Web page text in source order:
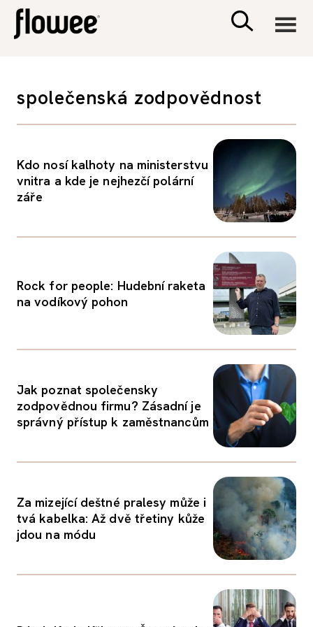
PSYCHOLOGIE
PORADNA
společenská zodpovědnost
Kdo nosí kalhoty na ministerstvu
vnitra a kde je nejhezčí polární
záře
Rock for people: Hudební raketa
na vodíkový pohon
Jak poznat společensky
zodpovědnou firmu? Zásadní je
správný přístup k zaměstnancům
Za mizející deštné pralesy může i
tvá kabelka: Až dvě třetiny kůže
jdou na módu